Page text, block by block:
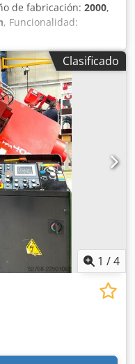
de fabricación: 2000,
, Funcionalidad:
la pieza (máx.):
mm, DETALLES
de chapa: 1.500
Horas de
Manipulación de
Clasificado
1 /4